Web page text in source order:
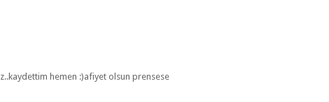
hemen :)afiyet olsun prensese